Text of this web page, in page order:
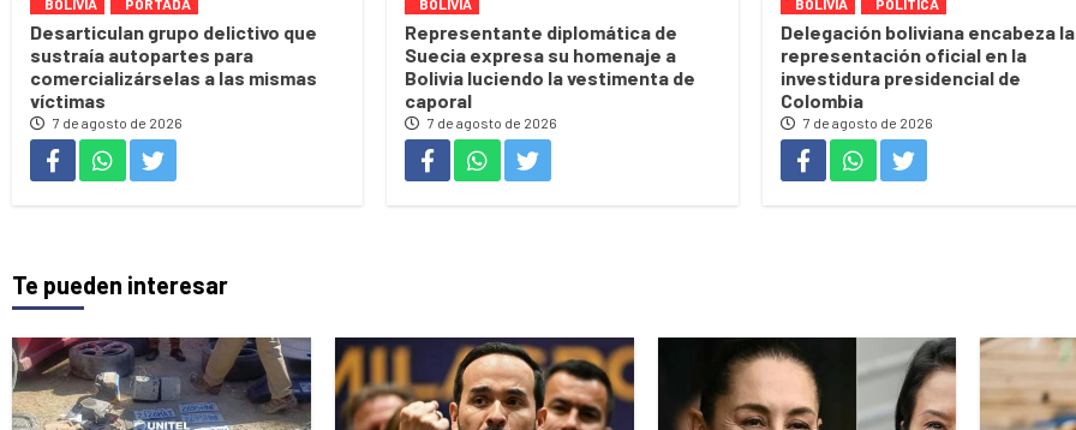
BOLIVIA PORTADA
Desarticulan grupo delictivo que
sustraía autopartes para
comercializárselas a las mismas
víctimas
7 de agosto de 2026
BOLIVIA
Representante diplomática de
Suecia expresa su homenaje a
Bolivia luciendo la vestimenta de
caporal
7 de agosto de 2026
BOLIVIA POLÍTICA
Delegación boliviana encabeza la
representación oficial en la
investidura presidencial de
Colombia
7 de agosto de 2026
Te pueden interesar